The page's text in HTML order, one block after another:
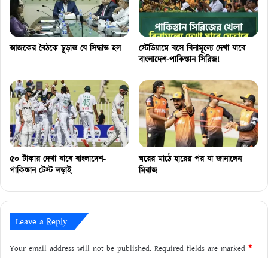
আজকের বৈঠকে চূড়ান্ত যে সিদ্ধান্ত হল
স্টেডিয়ামে বসে বিনামূল্যে দেখা যাবে
বাংলাদেশ-পাকিস্তান সিরিজ!
৫০ টাকায় দেখা যাবে বাংলাদেশ-
পাকিস্তান টেস্ট লড়াই
ঘরের মাঠে হারের পর যা জানালেন
মিরাজ
Leave a Reply
Your email address will not be published. Required fields are marked *